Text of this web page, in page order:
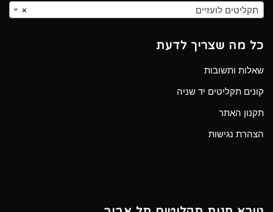
× תקליטים לועזיים
כל מה שצריך לדעת
שאלות ותשובות
קונים תקליטים יד שניה
תקנון האתר
הצהרת נגישות